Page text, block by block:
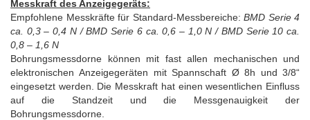
Messkraft des Anzeigegeräts:
Empfohlene Messkräfte für Standard-Messbereiche: BMD Serie 4
ca. 0,3 – 0,4 N / BMD Serie 6 ca. 0,6 – 1,0 N / BMD Serie 10 ca.
0,8 – 1,6 N
Bohrungsmessdorne können mit fast allen mechanischen und
elektronischen Anzeigegeräten mit Spannschaft Ø 8h und 3/8“
eingesetzt werden. Die Messkraft hat einen wesentlichen Einfluss
auf die Standzeit und die Messgenauigkeit der
Bohrungsmessdorne.